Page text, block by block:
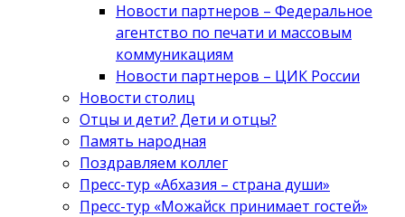
Новости партнеров – Федеральное
агентство по печати и массовым
коммуникациям
Новости партнеров – ЦИК России
Новости столиц
Отцы и дети? Дети и отцы?
Память народная
Поздравляем коллег
Пресс-тур «Абхазия – страна души»
Пресс-тур «Можайск принимает гостей»